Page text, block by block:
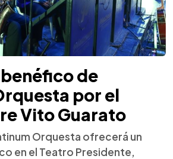
de
por el
Vito Guarato
Orquesta ofrecerá un
en el Teatro Presidente,